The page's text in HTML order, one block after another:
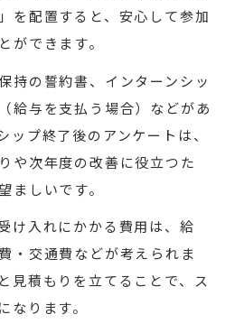
を配置すると、安心して参加
ができます。
持の誓約書、インターンシッ
給与を支払う場合）などがあ
ップ終了後のアンケートは、
や次年度の改善に役立つた
ましいです。
け入れにかかる費用は、給
・交通費などが考えられま
見積もりを立てることで、ス
なります。